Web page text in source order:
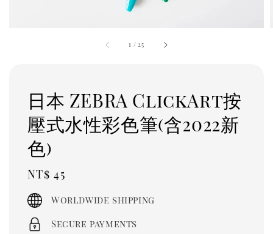
1 /25
日本 ZEBRA ClickArt按
壓式水性彩色筆(含2022新
色)
Regular
price
NT$ 45
Worldwide shipping
Secure payments